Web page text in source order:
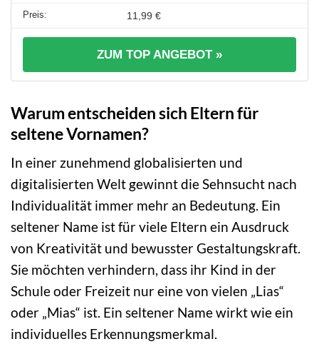
11,99 €
ZUM TOP ANGEBOT »
Warum entscheiden sich Eltern für
seltene Vornamen?
In einer zunehmend globalisierten und
digitalisierten Welt gewinnt die Sehnsucht nach
Individualität immer mehr an Bedeutung. Ein
seltener Name ist für viele Eltern ein Ausdruck
von Kreativität und bewusster Gestaltungskraft.
Sie möchten verhindern, dass ihr Kind in der
Schule oder Freizeit nur eine von vielen „Lias“
oder „Mias“ ist. Ein seltener Name wirkt wie ein
individuelles Erkennungsmerkmal.